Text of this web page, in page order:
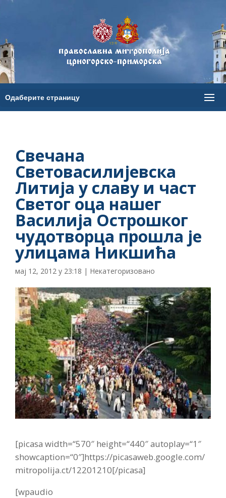
Свечана
Световасилијевска
Литија у славу и част
Светог оца нашег
Василија Острошког
чудотворца прошла је
улицама Никшића
мај 12, 2012 у 23:18 | Некатегоризовано
[picasa width=“570″ height=“440″ autoplay=“1″
showcaption=“0″]https://picasaweb.google.com/
mitropolija.ct/12201210[/picasa]
[wpaudio